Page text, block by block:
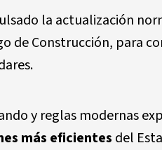
la actualización
de Construcción, para
y reglas modernas
más eficientes del